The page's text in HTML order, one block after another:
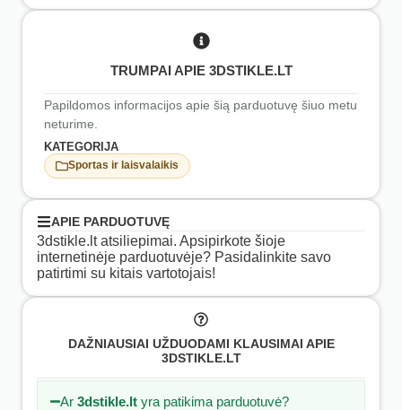
TRUMPAI APIE 3DSTIKLE.LT
Papildomos informacijos apie šią parduotuvę šiuo metu
neturime.
KATEGORIJA
Sportas ir laisvalaikis
APIE PARDUOTUVĘ
3dstikle.lt atsiliepimai. Apsipirkote šioje
internetinėje parduotuvėje? Pasidalinkite savo
patirtimi su kitais vartotojais!
DAŽNIAUSIAI UŽDUODAMI KLAUSIMAI APIE
3DSTIKLE.LT
Ar3dstikle.lt yra patikima parduotuvė?